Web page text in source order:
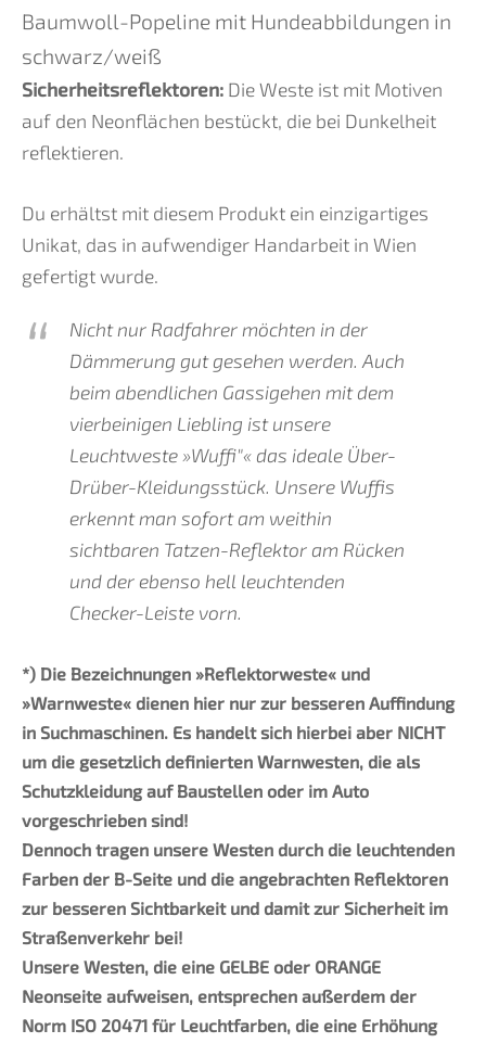
Baumwoll-Popeline mit Hundeabbildungen in
schwarz/weiß
Sicherheitsreflektoren: Die Weste ist mit Motiven
auf den Neonflächen bestückt, die bei Dunkelheit
reflektieren.
Du erhältst mit diesem Produkt ein einzigartiges
Unikat, das in aufwendiger Handarbeit in Wien
gefertigt wurde.
Nicht nur Radfahrer möchten in der
Dämmerung gut gesehen werden. Auch
beim abendlichen Gassigehen mit dem
vierbeinigen Liebling ist unsere
Leuchtweste »Wuffi"« das ideale Über-
Drüber-Kleidungsstück. Unsere Wuffis
erkennt man sofort am weithin
sichtbaren Tatzen-Reflektor am Rücken
und der ebenso hell leuchtenden
Checker-Leiste vorn.
*) Die Bezeichnungen »Reflektorweste« und
»Warnweste« dienen hier nur zur besseren Auffindung
in Suchmaschinen. Es handelt sich hierbei aber NICHT
um die gesetzlich definierten Warnwesten, die als
Schutzkleidung auf Baustellen oder im Auto
vorgeschrieben sind!
Dennoch tragen unsere Westen durch die leuchtenden
Farben der B-Seite und die angebrachten Reflektoren
zur besseren Sichtbarkeit und damit zur Sicherheit im
Straßenverkehr bei!
Unsere Westen, die eine GELBE oder ORANGE
Neonseite aufweisen, entsprechen außerdem der
Norm ISO 20471 für Leuchtfarben, die eine Erhöhung